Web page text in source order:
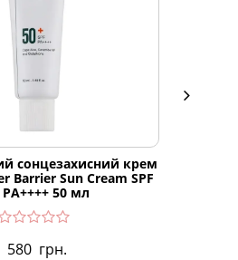
сонцезахисний крем
Barrier Sun Cream SPF
PA++++ 50 мл
580 грн.